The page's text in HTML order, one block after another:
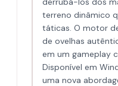
terreno dinâmico
táticas. O motor
de ovelhas
em um gameplay
Disponível em
uma nova